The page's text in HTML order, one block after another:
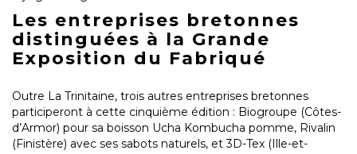
Les entreprises bretonnes
distinguées à la Grande
Exposition du Fabriqué
Outre La Trinitaine, trois autres entreprises bretonnes
participeront à cette cinquième édition : Biogroupe (Côtes-
d’Armor) pour sa boisson Ucha Kombucha pomme, Rivalin
(Finistère) avec ses sabots naturels, et 3D-Tex (Ille-et-